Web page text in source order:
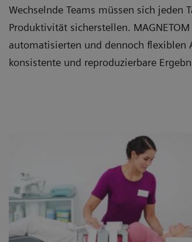
Wechselnde Teams müssen sich
Produktivität sicherstellen.
automatisierten und dennoch flexiblen
konsistente und reproduzierbare